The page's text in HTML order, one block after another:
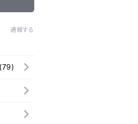
通報する
(79)